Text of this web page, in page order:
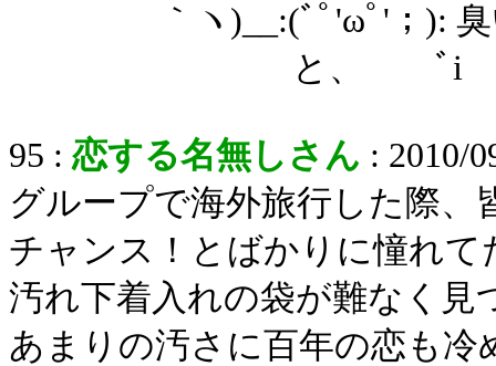
｀ヽ)__:(ﾞﾟ'ωﾟ'；): 臭
と、 ﾞi
95 : 恋する名無しさん : 2010/
グループで海外旅行した際
チャンス！とばかりに憧れ
汚れ下着入れの袋が難なく
あまりの汚さに百年の恋も冷